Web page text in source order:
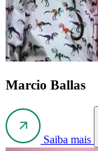
Marcio Ballas
Saiba mais